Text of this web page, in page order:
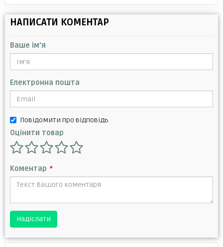
НАПИСАТИ КОМЕНТАР
Ваше ім'я
Електронна пошта
Повідомити про відповідь
Оцінити товар
Коментар *
Надіслати